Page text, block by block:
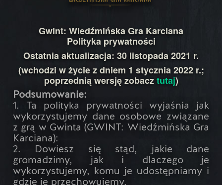
Gwint: Wiedźmińska Gra Karciana
Polityka prywatności
Ostatnia aktualizacja: 30 listopada 2021 r.
(wchodzi w życie z dniem 1 stycznia 2022 r.;
poprzednią wersję zobacztutaj)
Podsumowanie:
1. Ta polityka prywatności wyjaśnia jak
wykorzystujemy dane osobowe związane
z grą w Gwinta (GWINT: Wiedźmińska Gra
Karciana):
2. Dowiesz się stąd, jakie dane
gromadzimy, jak i dlaczego je
wykorzystujemy, komu je udostępniamy i
gdzie je przechowujemy.